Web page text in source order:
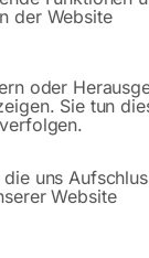
Versandkosten
In den
der Website
oder
Sie tun
uns
Website